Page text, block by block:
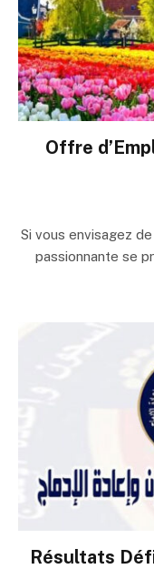
Offre
Si vous envisagez
passionnante se
Résultats